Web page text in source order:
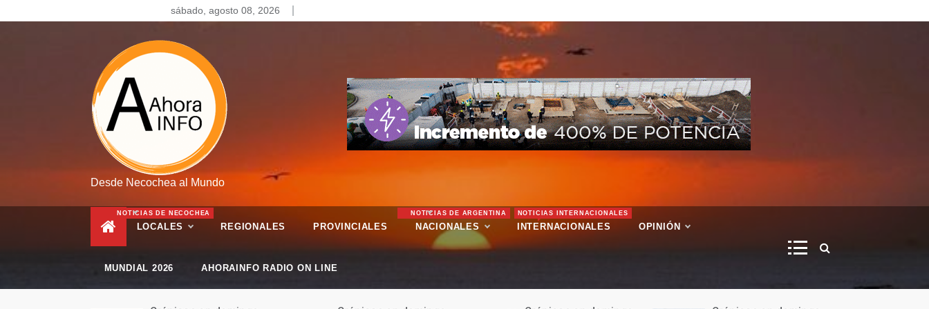
to
sábado, agosto 08, 2026
Desde Necochea al Mundo
LOCALES
NOTICIAS DE NECOCHEA
REGIONALES PROVINCIALES NACIONALES
NOTICIAS DE ARGENTINA
INTERNACIONALES
NOTICIAS INTERNACIONALES
OPINIÓN
MUNDIAL 2026 AHORAINFO RADIO ON LINE